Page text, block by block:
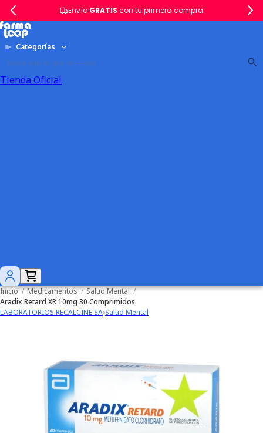
Envío GRATIS con tu primera compra
Categorías
Tienda Oficial
Inicio / Medicamentos / Salud Mental /
Aradix Retard XR 10mg 30 Comprimidos
LABORATORIOS RECALCINE SA Salud Mental